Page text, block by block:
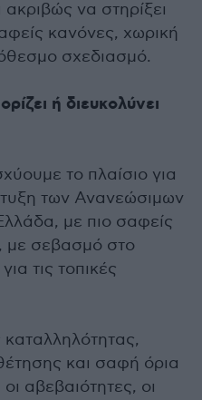
να στηρίξει
κανόνες, χωρική
σχεδιασμό.
ή διευκολύνει
το πλαίσιο για
των Ανανεώσιμων
με πιο σαφείς
με σεβασμό στο
τις τοπικές
και σαφή όρια
αβεβαιότητες, οι